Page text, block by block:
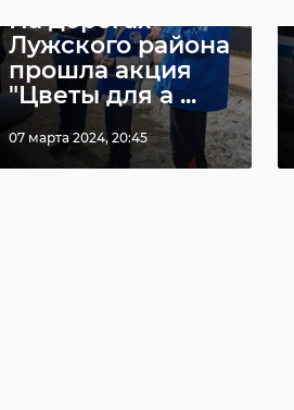
На дорогах
Лужского района
прошла акция
"Цветы для а ...
07 марта 2024, 20:45